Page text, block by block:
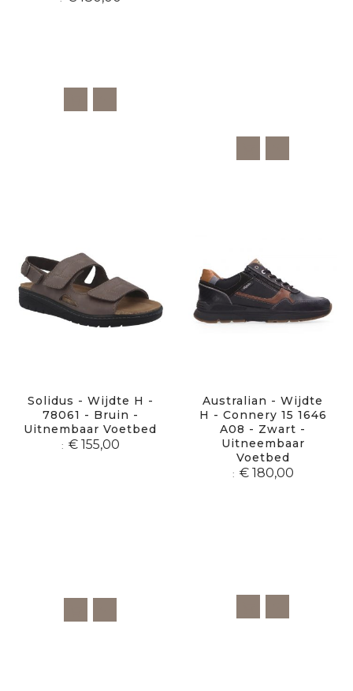
Solidus - Wijdte H -
78061 - Bruin -
Uitnembaar Voetbed
€ 155,00
Australian - Wijdte
H - Connery 15 1646
A08 - Zwart -
Uitneembaar
Voetbed
€ 180,00